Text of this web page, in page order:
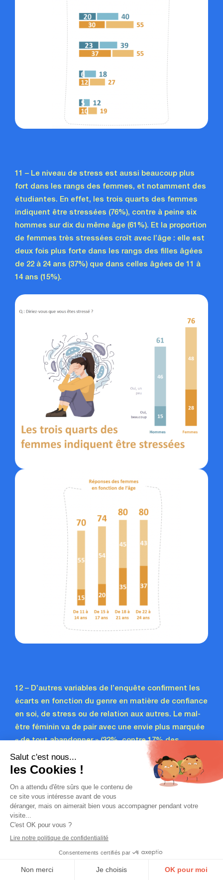
11 – Le niveau de stress est aussi beaucoup plus
fort dans les rangs des femmes, et notamment des
étudiantes. En effet, les trois quarts des femmes
indiquent être stressées (76%), contre à peine six
hommes sur dix du même âge (61%). Et la proportion
de femmes très stressées croît avec l’âge : elle est
deux fois plus forte dans les rangs des filles âgées
de 22 à 24 ans (37%) que dans celles âgées de 11 à
14 ans (15%).
12 – D’autres variables de l’enquête confirment les
écarts en fonction du genre en matière de confiance
en soi, de stress ou de relation aux autres. Le mal-
être féminin va de pair avec une envie plus marquée
« de tout abandonner » (32%, contre 17% des
hommes), un sentiment de solitude plus élevé (55%,
contre 45% des hommes) et un plus fort
écœurement à l’égard de la société environnante
(68%, contre 49% des hommes).